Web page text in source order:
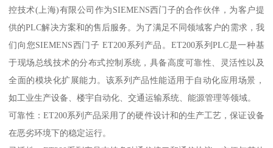
控技术(上海)有限公司作为SIEMENS西门子的合作伙伴，为客户提
供的PLC解决方案和的售后服务。为了满足不同领域客户的需求，我
们向您SIEMENS西门子 ET200系列产品。ET200系列PLC是一种基
于现场总线技术的分布式控制系统，具备高度可靠性、灵活性以及
全面的模块化扩展能力。该系列产品性能适用于自动化应用场景，
如工业生产设备、楼宇自动化、交通运输系统、能源管理等领域。
可靠性：ET200系列产品采用了的硬件设计和的生产工艺，保证设备
在恶劣环境下的稳定运行。